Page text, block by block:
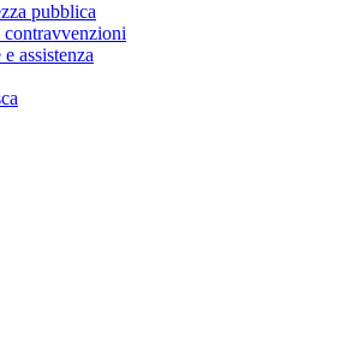
pubblica
assistenza